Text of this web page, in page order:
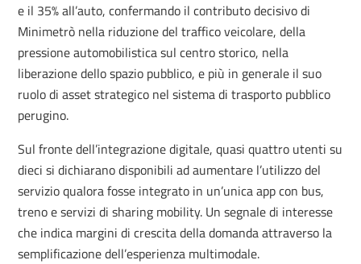
e il 35% all’auto, confermando il contributo decisivo di
Minimetrò nella riduzione del traffico veicolare, della
pressione automobilistica sul centro storico, nella
liberazione dello spazio pubblico, e più in generale il suo
ruolo di asset strategico nel sistema di trasporto pubblico
perugino.
Sul fronte dell’integrazione digitale, quasi quattro utenti su
dieci si dichiarano disponibili ad aumentare l’utilizzo del
servizio qualora fosse integrato in un’unica app con bus,
treno e servizi di sharing mobility. Un segnale di interesse
che indica margini di crescita della domanda attraverso la
semplificazione dell’esperienza multimodale.